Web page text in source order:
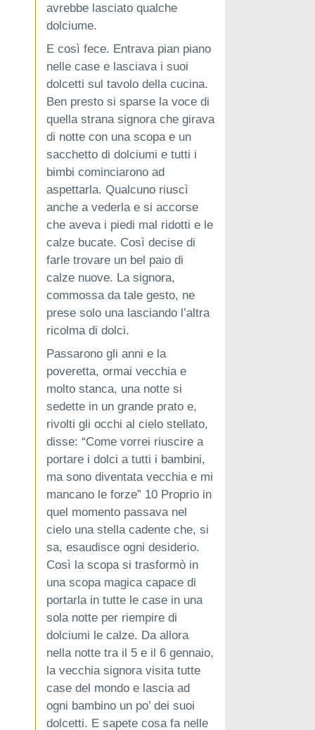
avrebbe lasciato qualche
dolciume.
E così fece. Entrava pian piano
nelle case e lasciava i suoi
dolcetti sul tavolo della cucina.
Ben presto si sparse la voce di
quella strana signora che girava
di notte con una scopa e un
sacchetto di dolciumi e tutti i
bimbi cominciarono ad
aspettarla. Qualcuno riuscì
anche a vederla e si accorse
che aveva i piedi mal ridotti e le
calze bucate. Così decise di
farle trovare un bel paio di
calze nuove. La signora,
commossa da tale gesto, ne
prese solo una lasciando l’altra
ricolma di dolci.
Passarono gli anni e la
poveretta, ormai vecchia e
molto stanca, una notte si
sedette in un grande prato e,
rivolti gli occhi al cielo stellato,
disse: “Come vorrei riuscire a
portare i dolci a tutti i bambini,
ma sono diventata vecchia e mi
mancano le forze” 10 Proprio in
quel momento passava nel
cielo una stella cadente che, si
sa, esaudisce ogni desiderio.
Così la scopa si trasformò in
una scopa magica capace di
portarla in tutte le case in una
sola notte per riempire di
dolciumi le calze. Da allora
nella notte tra il 5 e il 6 gennaio,
la vecchia signora visita tutte
case del mondo e lascia ad
ogni bambino un po’ dei suoi
dolcetti. E sapete cosa fa nelle